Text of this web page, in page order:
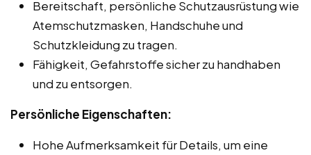
Bereitschaft, persönliche Schutzausrüstung wie
Atemschutzmasken, Handschuhe und
Schutzkleidung zu tragen.
Fähigkeit, Gefahrstoffe sicher zu handhaben
und zu entsorgen.
Persönliche Eigenschaften:
Hohe Aufmerksamkeit für Details, um eine